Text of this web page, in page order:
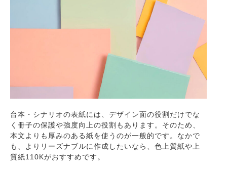
台本・シナリオの表紙には、デザイン面の役割だけでな
く冊子の保護や強度向上の役割もあります。そのため、
本文よりも厚みのある紙を使うのが一般的です。なかで
も、よりリーズナブルに作成したいなら、色上質紙や上
質紙110Kがおすすめです。